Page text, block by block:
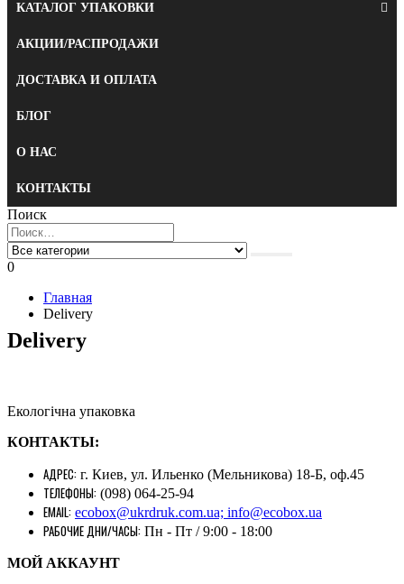
КАТАЛОГ УПАКОВКИ
АКЦИИ/РАСПРОДАЖИ
ДОСТАВКА И ОПЛАТА
БЛОГ
О НАС
КОНТАКТЫ
Поиск
0
Главная
Delivery
Delivery
Екологічна упаковка
КОНТАКТЫ:
АДРЕС: г. Киев, ул. Ильенко (Мельникова) 18-Б, оф.45
ТЕЛЕФОНЫ: (098) 064-25-94
EMAIL: ecobox@ukrdruk.com.ua; info@ecobox.ua
РАБОЧИЕ ДНИ/ЧАСЫ: Пн - Пт / 9:00 - 18:00
МОЙ АККАУНТ